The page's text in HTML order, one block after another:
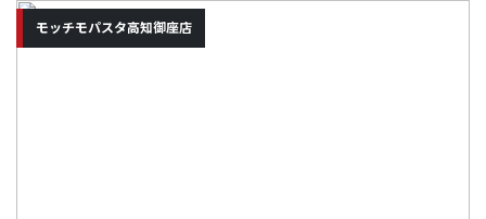
モッチモパスタ高知御座店